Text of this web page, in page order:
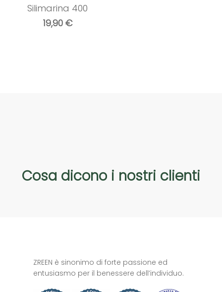
Silimarina 400
19,90€
Cosa dicono i nostri clienti
ZREEN è sinonimo di forte passione ed
entusiasmo per il benessere dell’individuo.